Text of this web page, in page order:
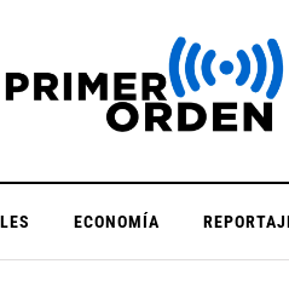
ECONOMÍA